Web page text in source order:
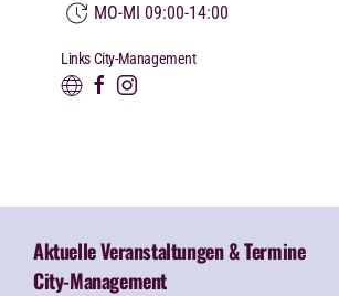
MO-MI 09:00-14:00
Links City-Management
Aktuelle Veranstaltungen & Termine
City-Management